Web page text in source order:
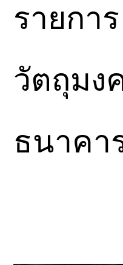
รายกา
วัตถุมง
ธนาคา